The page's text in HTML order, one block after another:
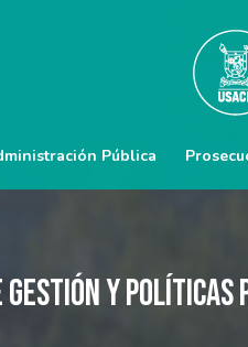
Pública
Gestión y Políticas